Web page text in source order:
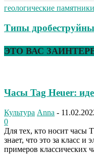
геологические
Типы
ЭТО ВАС
Часы Tag Heuer:
Культура Anna -
0
Для тех, кто носит часы
знает, что это за класс и
примеров классических